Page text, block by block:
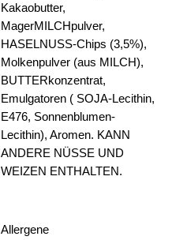
Kakaobutter,
MagerMILCHpulver,
HASELNUSS-Chips (3,5%),
Molkenpulver (aus MILCH),
BUTTERkonzentrat,
Emulgatoren ( SOJA-Lecithin,
E476, Sonnenblumen-
Lecithin), Aromen. KANN
ANDERE NÜSSE UND
WEIZEN ENTHALTEN.
Allergene